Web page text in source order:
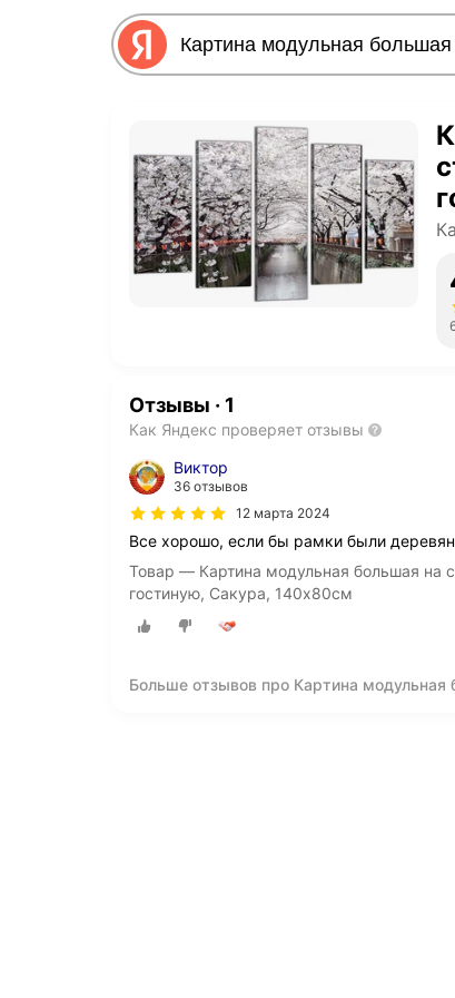
Отзывы · 1
Как Яндекс проверяет отзывы
Виктор
36 отзывов
12 марта 2024
Все хорошо, если бы рамки были
Товар — Картина модульная большая на
гостиную, Сакура, 140х80см
Больше отзывов про Картина модульная